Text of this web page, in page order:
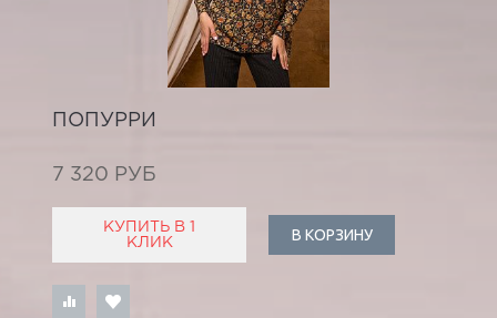
ПОПУРРИ
7 320 РУБ
КУПИТЬ В 1
КЛИК
В КОРЗИНУ